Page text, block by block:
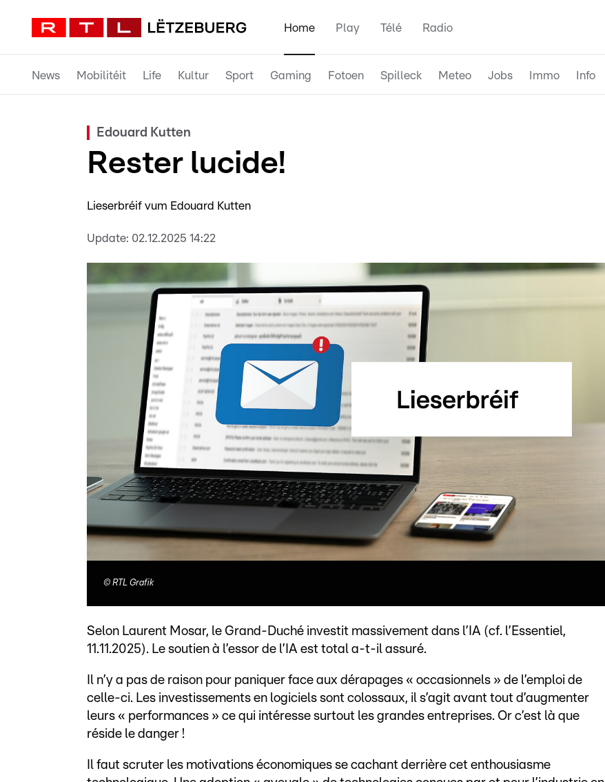
Home Play Télé Radio
News Mobilitéit Life Kultur Sport Gaming Fotoen Spilleck Meteo Jobs Immo Info
Edouard Kutten
Rester lucide!
Lieserbréif vum Edouard Kutten
Update: 02.12.2025 14:22
© RTL Grafik
Selon Laurent Mosar, le Grand-Duché investit massivement dans l’IA (cf. l’Essentiel,
11.11.2025). Le soutien à l’essor de l’IA est total a-t-il assuré.
Il n’y a pas de raison pour paniquer face aux dérapages « occasionnels » de l’emploi de
celle-ci. Les investissements en logiciels sont colossaux, il s’agit avant tout d’augmenter
leurs « performances » ce qui intéresse surtout les grandes entreprises. Or c’est là que
réside le danger !
Il faut scruter les motivations économiques se cachant derrière cet enthousiasme